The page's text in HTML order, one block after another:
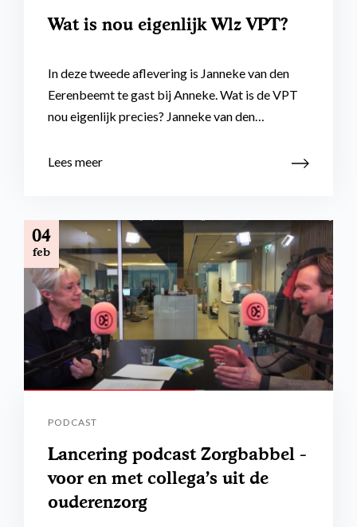
Wat is nou eigenlijk Wlz VPT?
In deze tweede aflevering is Janneke van den
Eerenbeemt te gast bij Anneke. Wat is de VPT
nou eigenlijk precies? Janneke van den…
Lees meer
04
feb
PODCAST
Lancering podcast Zorgbabbel -
voor en met collega's uit de
ouderenzorg